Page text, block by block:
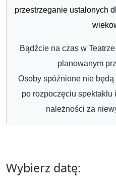
przestrzeganie ustalonych
Bądźcie na czas w
planowanym
Osoby spóźnione nie
po rozpoczęciu spektaklu
należności za
Wybierz datę: